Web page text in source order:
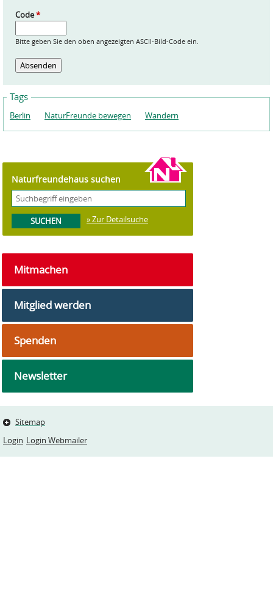
Code*
Bitte geben Sie den oben angezeigten ASCII-Bild-Code ein.
Tags
Berlin NaturFreunde bewegen Wandern
Naturfreundehaus suchen
» Zur Detailsuche
Mitmachen
Mitglied werden
Spenden
Newsletter
Sitemap
Login Login Webmailer